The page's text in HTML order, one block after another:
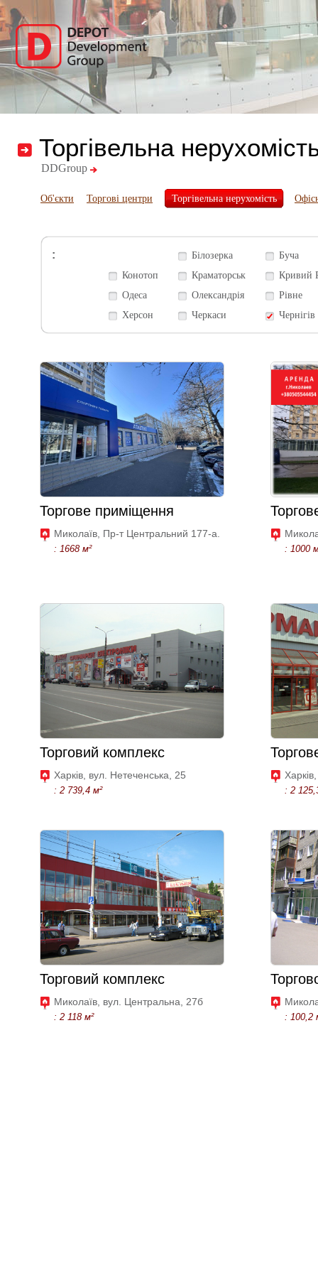
Торгівельна
DDGroup
Об'єкти Торгові центри Торгівельна нерухомість
: Білозерка
Буча
Конотоп
Краматорськ
Кривий
Одеса
Олександрія
Рівне
Херсон
Черкаси Чернігів
Торгове приміщення
Миколаїв, Пр-т Центральний 177-а.
: 1668 м² : 1000
Торговий комплекс
Харків, вул. Нетеченська, 25
: 2 739,4 м² : 2
Торговий комплекс
Миколаїв, вул. Центральна, 27б
: 2 118 м² : 100,2